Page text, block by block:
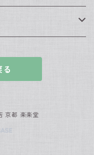
る
京都 楽楽堂